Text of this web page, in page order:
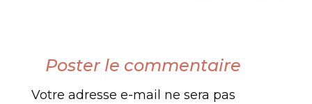
Poster le commentaire
Votre adresse e-mail ne sera pas